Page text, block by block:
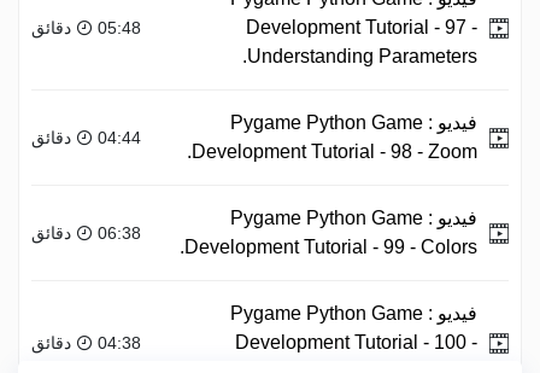
Development Tutorial - 97 -
Understanding Parameters.
05:48 دقائق
فيديو : Pygame Python Game
Development Tutorial - 98 - Zoom.
04:44 دقائق
فيديو : Pygame Python Game
Development Tutorial - 99 - Colors.
06:38 دقائق
فيديو : Pygame Python Game
Development Tutorial - 100 -
04:38 دقائق